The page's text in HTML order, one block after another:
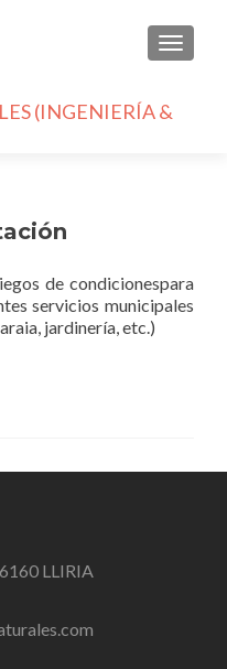
de condicionespara
servicios municipales
jardinería, etc.)
LLIRIA